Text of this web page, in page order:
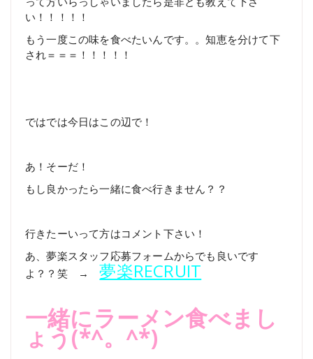
い！！！！！
もう一度この味を食べたいんです。。知恵を分けて下
され＝＝＝！！！！！
ではでは今日はこの辺で！
あ！そーだ！
もし良かったら一緒に食べ行きません？？
行きたーいって方はコメント下さい！
あ、夢楽スタッフ応募フォームからでも良いです
よ？？笑 →夢楽RECRUIT
一緒にラーメン食べまし
ょう(*^。^*)